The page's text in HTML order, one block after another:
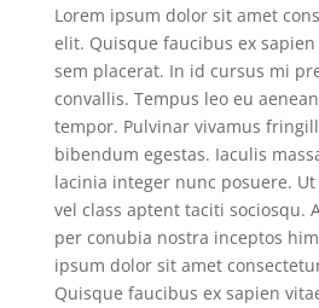
Lorem ipsum dolor sit amet
elit. Quisque faucibus ex
sem placerat. In id cursus mi
convallis. Tempus leo eu
tempor. Pulvinar vivamus
bibendum egestas. Iaculis
lacinia integer nunc posuere.
vel class aptent taciti sociosqu.
per conubia nostra inceptos
ipsum dolor sit amet
Quisque faucibus ex sapien